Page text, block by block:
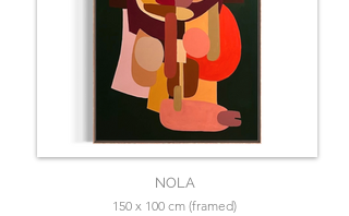
NOLA
150 x 100 cm (framed)